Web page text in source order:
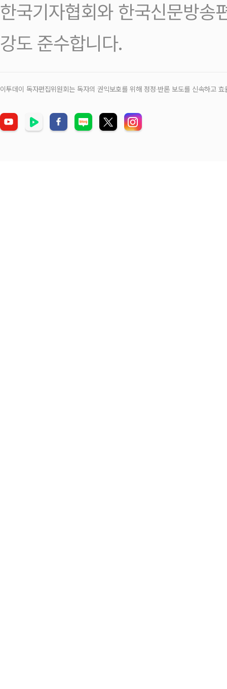
한국기자협회와 한국신문방송
강도 준수합니다.
이투데이 독자편집위원회는 독자의 권익보호를 위해 정정‧반론 보도를 신속하고